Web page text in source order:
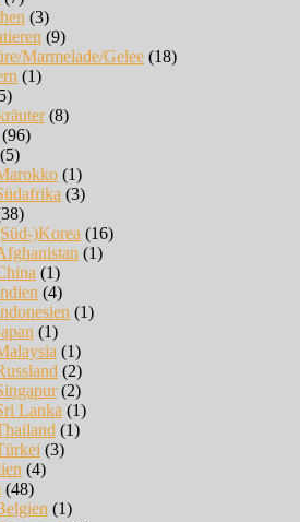
(3)
(9)
Marmelade/Gelee (18)
(1)
(8)
(96)
(5)
(1)
(3)
)Korea (16)
(1)
(1)
(4)
(1)
(1)
(1)
(2)
(2)
Lanka (1)
(1)
(3)
(4)
(48)
(1)